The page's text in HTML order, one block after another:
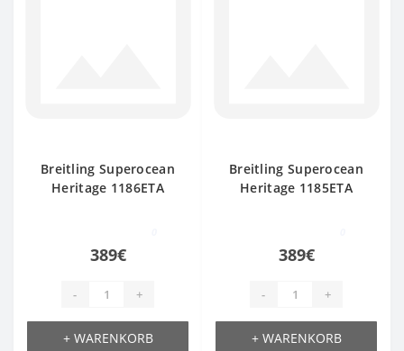
Breitling Superocean
Heritage 1186ETA
389€
- +
+ WARENKORB
Breitling Superocean
Heritage 1185ETA
389€
- +
+ WARENKORB